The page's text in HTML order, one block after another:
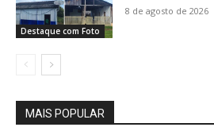
Destaque com Foto
8 de agosto de 2026
MAIS POPULAR